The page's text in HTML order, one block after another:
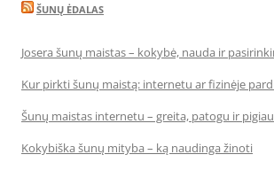
ŠUNŲ ĖDALAS
Josera šunų maistas – kokybė, nauda ir
Kur pirkti šunų maistą: internetu ar fizinėje
Šunų maistas internetu – greita, patogu ir pigiau
Kokybiška šunų mityba – ką naudinga žinoti